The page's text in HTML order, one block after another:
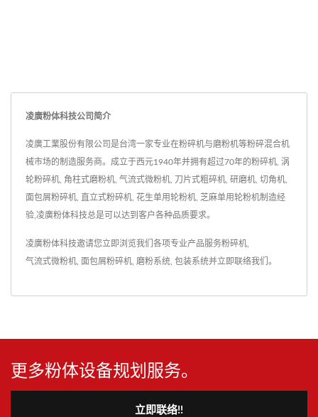
凌廣粉体科技公司简介
凌廣工業股份有限公司是台湾一家专业在粉碎机与磨粉机等粉碎混合机
械市场的制造服务商。成立于西元1940年并拥有超过70年的粉碎机, 涡
轮粉碎机, 角柱式磨粉机, 气流式微粉机, 刀片式粗碎机, 研磨机, 切角机,
面包屑粉碎机, 直立式粉碎机, 花生单用轮粉机, 芝麻单用轮粉机制造经
验,凌廣粉体科技总是可以达到客户各种品质要求。
凌廣粉体科技邀请您立即浏览我们各项专业产品服务粉碎机,
气流式微粉机, 面包屑粉碎机, 磨粉系统, 包装系统并立即联络我们 。
更多粉体设备规划服务。
立即联络!!